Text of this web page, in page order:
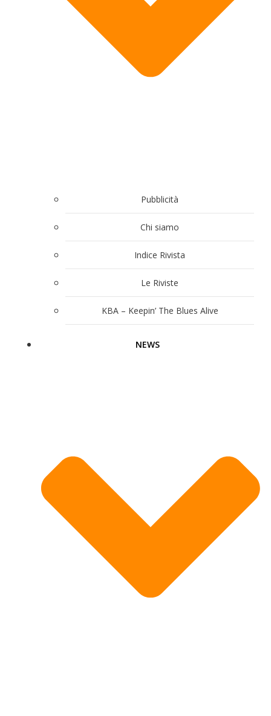
Pubblicità
Chi siamo
Indice Rivista
Le Riviste
KBA – Keepin’ The Blues Alive
NEWS